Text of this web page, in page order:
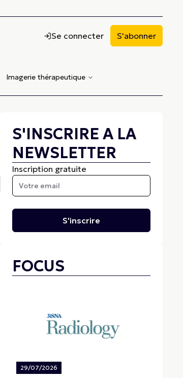
Se connecter S'abonner
Imagerie thérapeutique
S'INSCRIRE A LA
NEWSLETTER
Inscription gratuite
S'inscrire
FOCUS
29/07/2026